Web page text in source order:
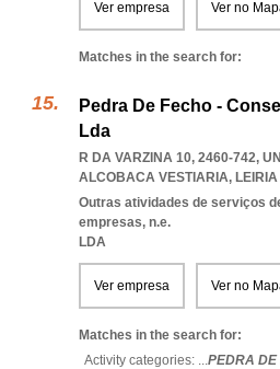
Ver empresa Ver no
Matches in the search for:
Pedra De Fecho -
Lda
R DA VARZINA 10, 2460-742,
ALCOBACA VESTIARIA, LEIRIA
Outras atividades de serviços
empresas, n.e.
LDA
Ver empresa Ver no
Matches in the search for:
Activity categories: ...PEDRA DE